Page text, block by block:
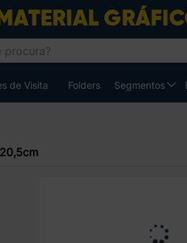
de Visita Folders Segmentos